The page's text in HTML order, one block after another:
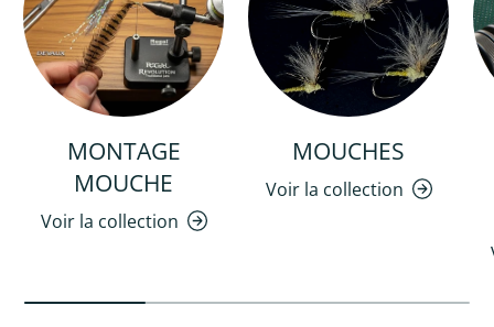
MONTAGE
MOUCHE
Voir la collection
MOUCHES
Voir la collection